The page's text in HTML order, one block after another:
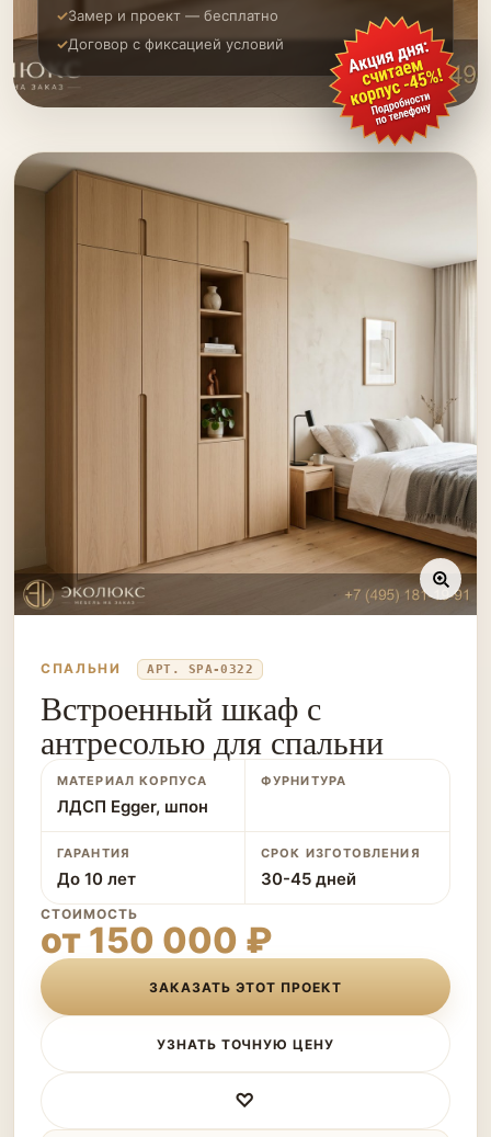
Замер и проект — бесплатно
Договор с фиксацией условий
СПАЛЬНИ АРТ. SPA-0322
Встроенный шкаф с
антресолью для спальни
МАТЕРИАЛ КОРПУСА
ЛДСП Egger, шпон
ФУРНИТУРА
ГАРАНТИЯ
До 10 лет
СРОК ИЗГОТОВЛЕНИЯ
30-45 дней
СТОИМОСТЬ
от 150 000 ₽
ЗАКАЗАТЬ ЭТОТ ПРОЕКТ
УЗНАТЬ ТОЧНУЮ ЦЕНУ
♡